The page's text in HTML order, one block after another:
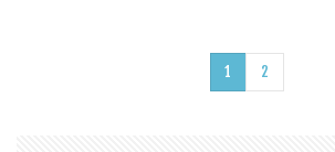
1 2